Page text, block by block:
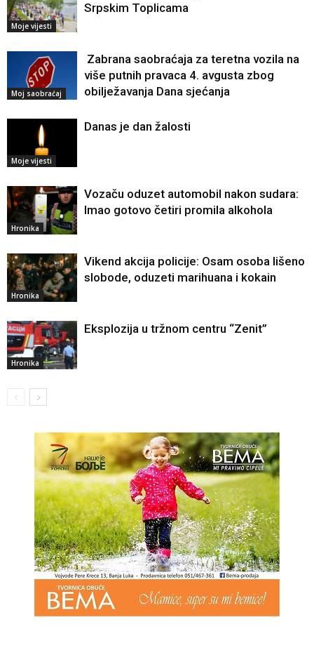
Moje vijesti
Srpskim Toplicama
Moj saobraćaj
Zabrana saobraćaja za teretna vozila na
više putnih pravaca 4. avgusta zbog
obilježavanja Dana sjećanja
Moje vijesti
Danas je dan žalosti
Hronika
Vozaču oduzet automobil nakon sudara:
Imao gotovo četiri promila alkohola
Hronika
Vikend akcija policije: Osam osoba lišeno
slobode, oduzeti marihuana i kokain
Hronika
Eksplozija u tržnom centru “Zenit”